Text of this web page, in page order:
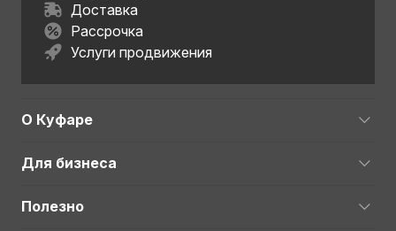
Доставка
Рассрочка
Услуги продвижения
О Куфаре
Для бизнеса
Полезно